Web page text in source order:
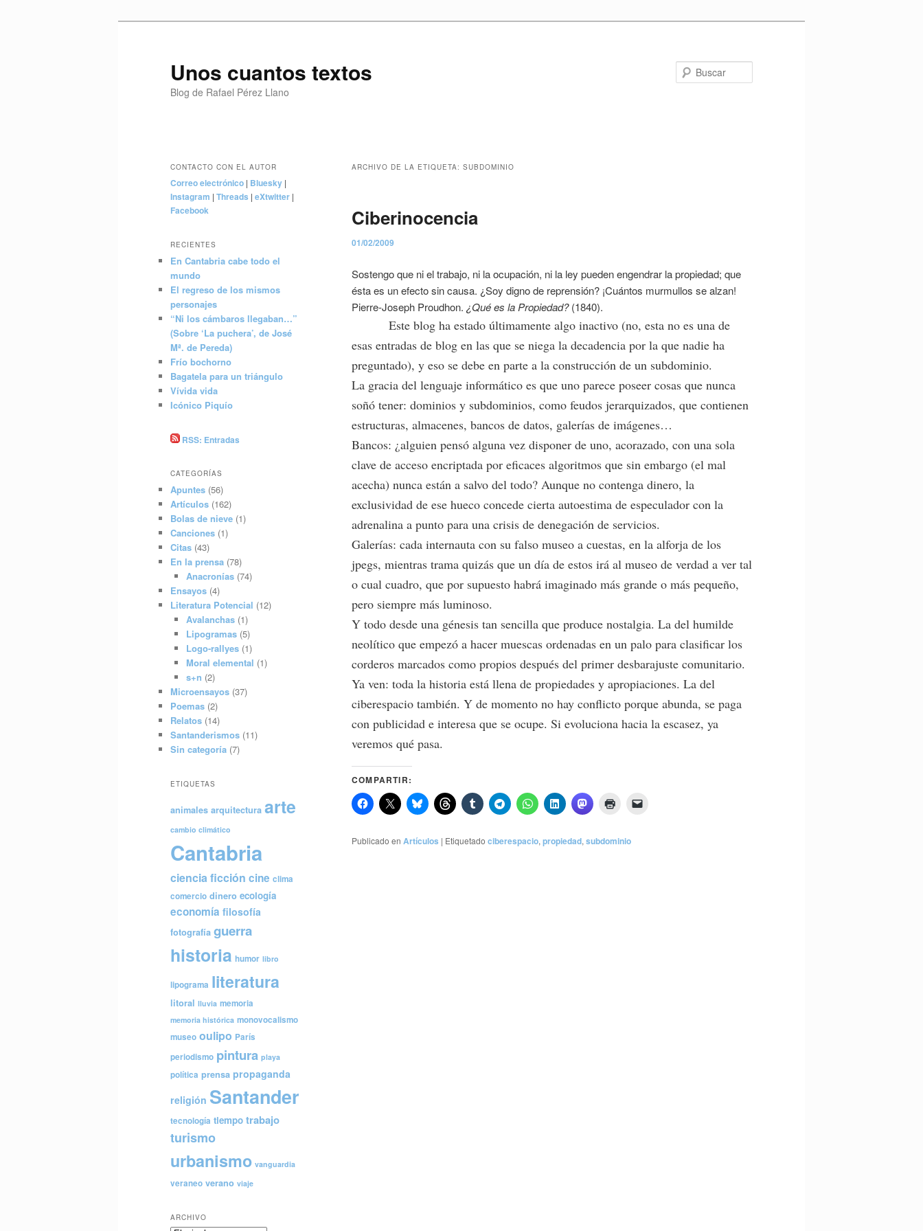
Unos cuantos textos
Blog de Rafael Pérez Llano
ARCHIVO DE LA ETIQUETA: SUBDOMINIO
Ciberinocencia
01/02/2009
Sostengo que ni el trabajo, ni la ocupación, ni la ley pueden engendrar la propiedad; que
ésta es un efecto sin causa. ¿Soy digno de reprensión? ¡Cuántos murmullos se alzan!
Pierre-Joseph Proudhon. ¿Qué es la Propiedad?(1840).
Este blog ha estado últimamente algo inactivo (no, esta no es una de
esas entradas de blog en las que se niega la decadencia por la que nadie ha
preguntado), y eso se debe en parte a la construcción de un subdominio.
La gracia del lenguaje informático es que uno parece poseer cosas que nunca
soñó tener: dominios y subdominios, como feudos jerarquizados, que contienen
estructuras, almacenes, bancos de datos, galerías de imágenes…
Bancos: ¿alguien pensó alguna vez disponer de uno, acorazado, con una sola
clave de acceso encriptada por eficaces algoritmos que sin embargo (el mal
acecha) nunca están a salvo del todo? Aunque no contenga dinero, la
exclusividad de ese hueco concede cierta autoestima de especulador con la
adrenalina a punto para una crisis de denegación de servicios.
Galerías: cada internauta con su falso museo a cuestas, en la alforja de los
jpegs, mientras trama quizás que un día de estos irá al museo de verdad a ver tal
o cual cuadro, que por supuesto habrá imaginado más grande o más pequeño,
pero siempre más luminoso.
Y todo desde una génesis tan sencilla que produce nostalgia. La del humilde
neolítico que empezó a hacer muescas ordenadas en un palo para clasificar los
corderos marcados como propios después del primer desbarajuste comunitario.
Ya ven: toda la historia está llena de propiedades y apropiaciones. La del
ciberespacio también. Y de momento no hay conflicto porque abunda, se paga
con publicidad e interesa que se ocupe. Si evoluciona hacia la escasez, ya
veremos qué pasa.
COMPARTIR:
Publicado en Artículos | Etiquetado ciberespacio, propiedad, subdominio
CONTACTO CON EL AUTOR
Correo electrónico | Bluesky |
Instagram | Threads | eXtwitter |
Facebook
RECIENTES
En Cantabria cabe todo el
mundo
El regreso de los mismos
personajes
“Ni los cámbaros llegaban…”
(Sobre ‘La puchera’, de José
Mª. de Pereda)
Frío bochorno
Bagatela para un triángulo
Vívida vida
Icónico Piquío
RSS: Entradas
CATEGORÍAS
Apuntes (56)
Artículos (162)
Bolas de nieve (1)
Canciones (1)
Citas (43)
En la prensa (78)
Anacronías(74)
Ensayos (4)
Literatura Potencial (12)
Avalanchas(1)
Lipogramas(5)
Logo-rallyes(1)
Moral elemental (1)
s+n (2)
Microensayos (37)
Poemas (2)
Relatos (14)
Santanderismos (11)
Sin categoría (7)
ETIQUETAS
animales arquitectura arte
cambio climático
Cantabria
ciencia ficción cine clima
comercio dinero ecología
economía filosofía
fotografía guerra
historia humor libro
lipograma literatura
litoral lluvia memoria
memoria histórica monovocalismo
museo oulipo París
periodismo pintura playa
política prensa propaganda
religión Santander
tecnología tiempo trabajo
turismo
urbanismo vanguardia
veraneo verano viaje
ARCHIVO